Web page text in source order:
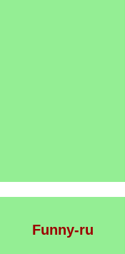
Funny-ru